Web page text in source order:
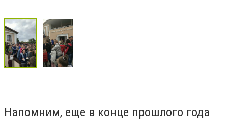
Напомним, еще в конце прошлого года